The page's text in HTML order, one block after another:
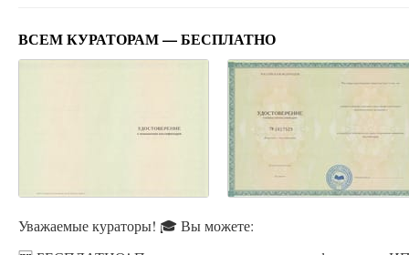
ВСЕМ КУРАТОРАМ — БЕСПЛАТНО
Уважаемые кураторы! 🎓 Вы можете: